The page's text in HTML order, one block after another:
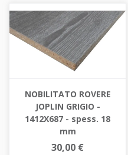
NOBILITATO ROVERE
JOPLIN GRIGIO -
1412X687 - spess. 18
mm
30,00 €